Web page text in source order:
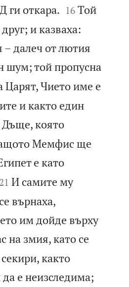
ги откара.
16 Той
и казваха:
– далеч от лютия
шум; той пропусна
Царят, Чието име е
и както един
Дъще, която
Мемфис ще
е като

21 И самите му
върнаха,
им дойде върху
на змия, като се
както
е неизследима;